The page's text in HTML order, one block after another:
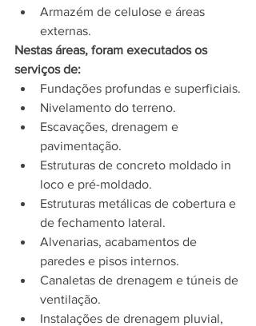
Armazém de celulose e áreas
externas.
Nestas áreas, foram executados os
serviços de:
Fundações profundas e superficiais.
Nivelamento do terreno.
Escavações, drenagem e
pavimentação.
Estruturas de concreto moldado in
loco e pré-moldado.
Estruturas metálicas de cobertura e
de fechamento lateral.
Alvenarias, acabamentos de
paredes e pisos internos.
Canaletas de drenagem e túneis de
ventilação.
Instalações de drenagem pluvial,